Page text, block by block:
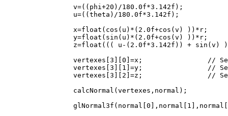
v=((phi+20)/180.0f*3.142f);
u=((theta)/180.0f*3.142f);
x=float(cos(u)*(2.0f+cos(v) ))*r;
y=float(sin(u)*(2.0f+cos(v) ))*r;
z=float((( u-(2.0f*3.142f)) + sin(v)
vertexes[3][0]=x;                //
vertexes[3][1]=y;                //
vertexes[3][2]=z;                //
calcNormal(vertexes,normal);